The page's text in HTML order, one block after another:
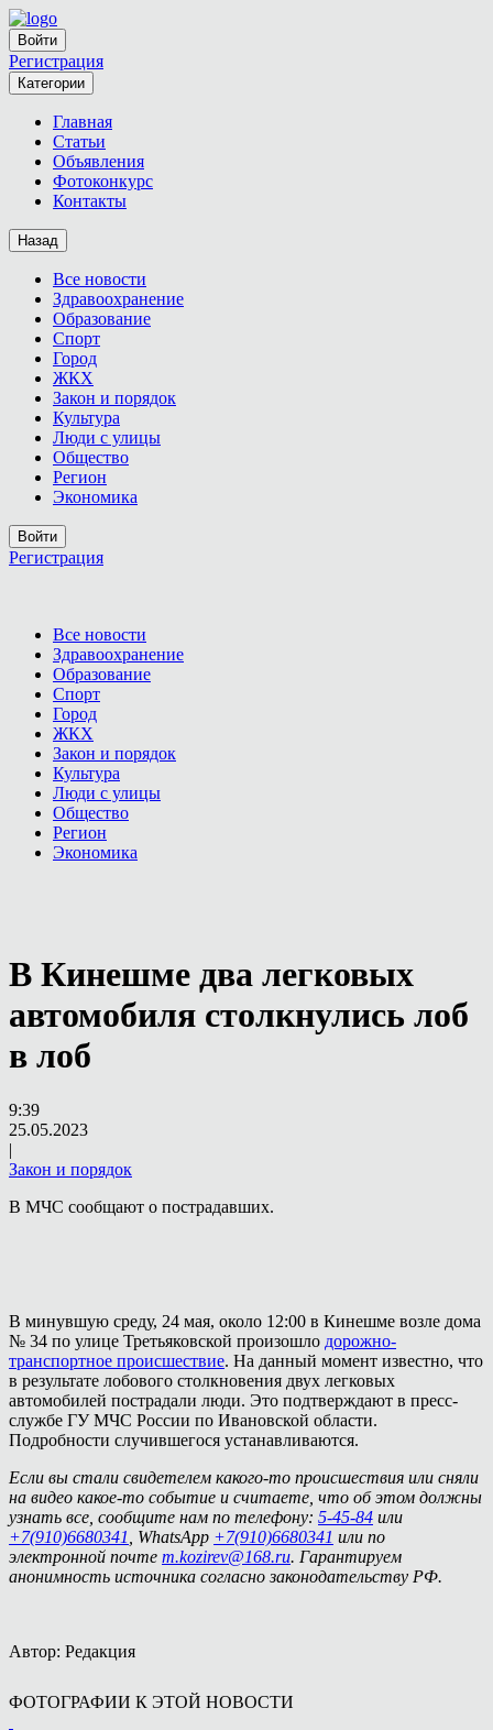
Войти
Регистрация
Категории
Главная
Статьи
Объявления
Фотоконкурс
Контакты
Назад
Все новости
Здравоохранение
Образование
Спорт
Город
ЖКХ
Закон и порядок
Культура
Люди с улицы
Общество
Регион
Экономика
Войти
Регистрация
Все новости
Здравоохранение
Образование
Спорт
Город
ЖКХ
Закон и порядок
Культура
Люди с улицы
Общество
Регион
Экономика
В Кинешме два легковых
автомобиля столкнулись лоб
в лоб
9:39
25.05.2023
|
Закон и порядок
В МЧС сообщают о пострадавших.
В минувшую среду, 24 мая, около 12:00 в Кинешме возле дома
№ 34 по улице Третьяковской произошло дорожно-
транспортное происшествие. На данный момент известно, что
в результате лобового столкновения двух легковых
автомобилей пострадали люди. Это подтверждают в пресс-
службе ГУ МЧС России по Ивановской области.
Подробности случившегося устанавливаются.
Если вы стали свидетелем какого-то происшествия или сняли
на видео какое-то событие и считаете, что об этом должны
узнать все, сообщите нам по телефону: 5-45-84 или
+7(910)6680341
, WhatsApp +7(910)6680341 или по
электронной почте m.kozirev@168.ru. Гарантируем
анонимность источника согласно законодательству РФ.
Автор: Редакция
ФОТОГРАФИИ К ЭТОЙ НОВОСТИ